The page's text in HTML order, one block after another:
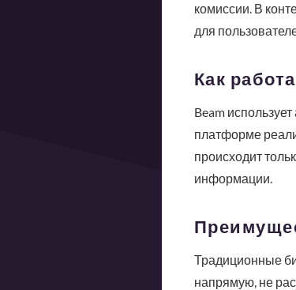
комиссии. В
для
Как
Beam
платформе
происходит
информации.
Традиционные
напрямую, не